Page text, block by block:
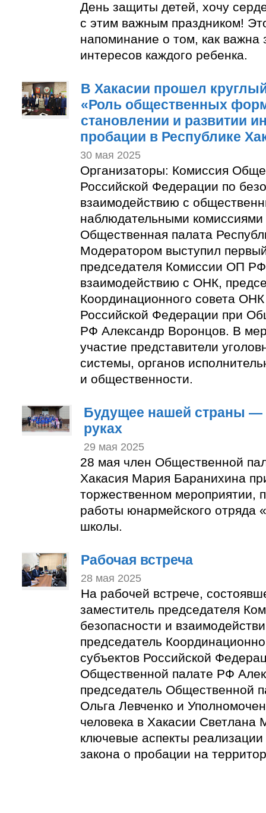
День защиты детей, хочу
с этим важным праздником!
напоминание о том, как важна
интересов каждого ребенка.
В Хакасии прошел
«Роль общественных
становлении и развитии
пробации в Республике
30 мая 2025
Организаторы: Комиссия
Российской Федерации по
взаимодействию с
наблюдательными
Общественная палата
Модератором выступил
председателя Комиссии ОП
взаимодействию с ОНК,
Координационного совета ОНК
Российской Федерации при
РФ Александр Воронцов. В
участие представители
системы, органов
и общественности.
Будущее нашей страны
руках
29 мая 2025
28 мая член Общественной
Хакасия Мария Баранихина
торжественном мероприятии,
работы юнармейского отряда
школы.
Рабочая встреча
28 мая 2025
На рабочей встрече,
заместитель председателя
безопасности и
председатель
субъектов Российской
Общественной палате РФ
председатель Общественной
Ольга Левченко и
человека в Хакасии Светлана
ключевые аспекты
закона о пробации на